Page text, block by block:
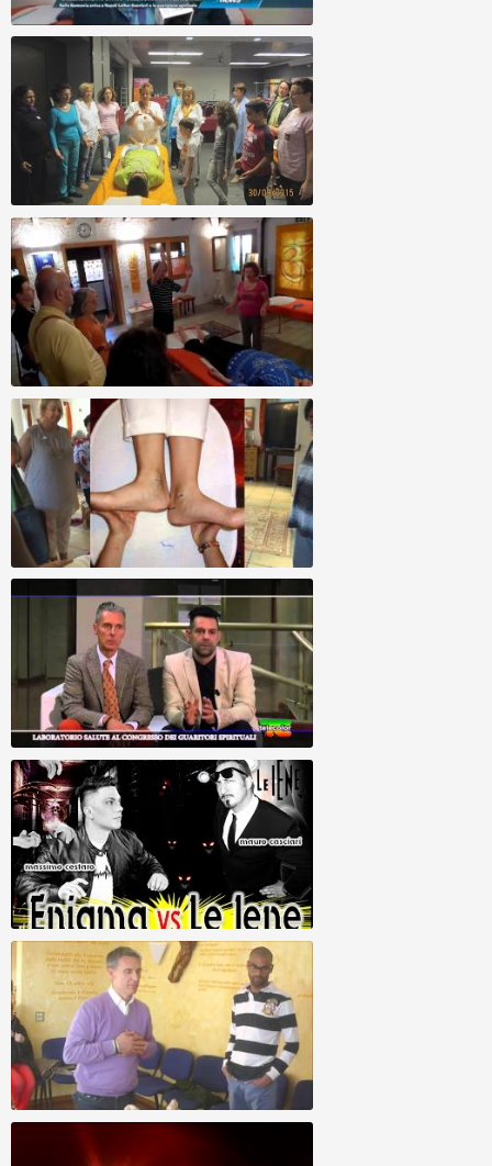
Allineamento Divino Napoli
Allineamento di famiglie al completo -
Familienbegradigung
Guarigione Spirituale Allineamento Divino
di Bianca
Geistige Wirbelsäulenaufrichtung -
Forschung Juli 2014
Sintesi de Congresso Internazionale di
Guaritori Spirituali
Allineamento Divino - Enigma VS Iene
(SERVIZIO INTEGRALE)
ALLINEAMENTO DIVINO - Nilvio